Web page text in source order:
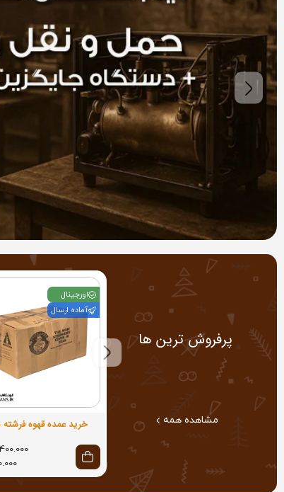
پرفروش ترین ها
مشاهده همه
اورجینال
آماده ارسال
خرید عمده قهوه